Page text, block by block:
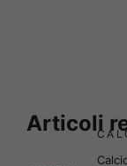
Articoli